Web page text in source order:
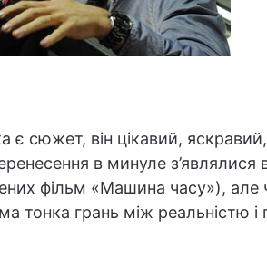
сюжет, він цікавий,
в минуле з’являлися в
фільм «Машина часу»), але
тонка грань між реальністю і